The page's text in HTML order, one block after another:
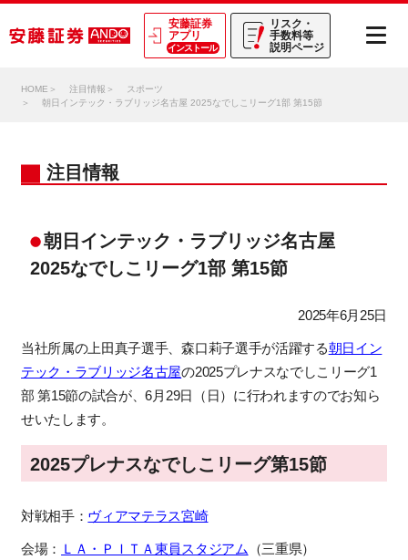
リスク・
手数料等
説明ページ
安藤証券
アプリ
インストール
HOME 注目情報
スポーツ
朝日インテック・ラブリッジ名古屋 2025なでしこリーグ1部 第15節
注目情報
朝日インテック・ラブリッジ名古屋
2025なでしこリーグ1部 第15節
2025年6月25日
当社所属の上田真子選手、森口莉子選手が活躍する朝日イン
テック・ラブリッジ名古屋の2025プレナスなでしこリーグ1
部 第15節の試合が、6月29日（日）に行われますのでお知ら
せいたします。
2025プレナスなでしこリーグ第15節
対戦相手： ヴィアマテラス宮崎
会場： ＬＡ・ＰＩＴＡ東員スタジアム （三重県）